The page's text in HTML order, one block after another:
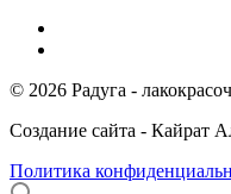
© 2026 Радуга -
Создание сайта - Кайрат
Политика